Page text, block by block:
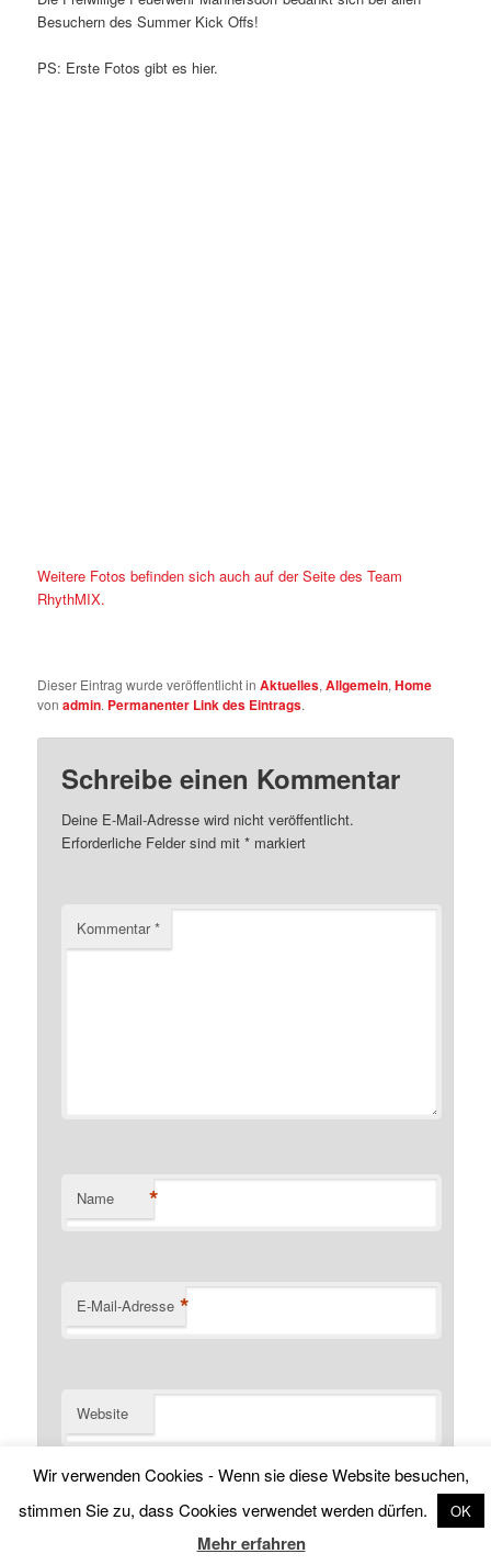
Besuchern des Summer Kick Offs!
PS: Erste Fotos gibt es hier.
Weitere Fotos befinden sich auch auf der Seite des Team
RhythMIX.
Dieser Eintrag wurde veröffentlicht inAktuelles,Allgemein,Home
vonadmin. Permanenter Link des Eintrags.
Schreibe einen Kommentar
Deine E-Mail-Adresse wird nicht veröffentlicht.
Erforderliche Felder sind mit* markiert
Kommentar*
Name *
E-Mail-Adresse *
Website
Name, E-Mail-Adresse und Website in diesem Browser
Wir verwenden Cookies - Wenn sie diese Website besuchen,
stimmen Sie zu, dass Cookies verwendet werden dürfen.
OK
Mehr erfahren